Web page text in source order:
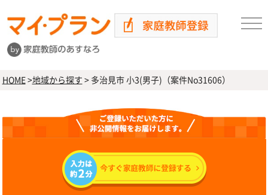
HOME>地域から探す >多治見市 小3(男子)（案件No31606）